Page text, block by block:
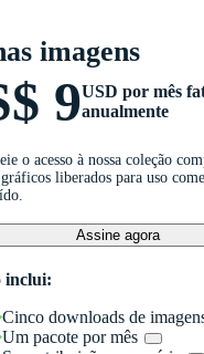
imagens
9USD por mês
anualmente
o acesso à nossa coleção
liberados para uso
Assine agora
inclui:
Cinco downloads de
Um pacote por mês